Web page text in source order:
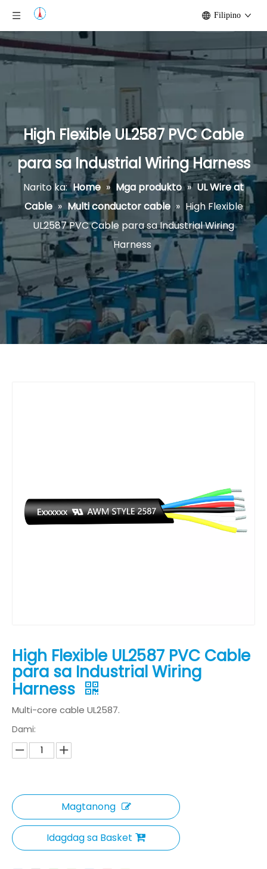
Filipino
High Flexible UL2587 PVC Cable
para sa Industrial Wiring Harness
Narito ka: Home » Mga produkto » UL Wire at
Cable » Multi conductor cable » High Flexible
UL2587 PVC Cable para sa Industrial Wiring
Harness
High Flexible UL2587 PVC Cable
para sa Industrial Wiring
Harness
Multi-core cable UL2587.
Dami:
Magtanong
Idagdag sa Basket